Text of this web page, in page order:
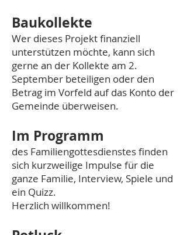
Baukollekte
Wer dieses Projekt finanziell
unterstützen möchte, kann sich
gerne an der Kollekte am 2.
September beteiligen oder den
Betrag im Vorfeld auf das Konto der
Gemeinde überweisen.
Im Programm
des Familiengottesdienstes finden
sich kurzweilige Impulse für die
ganze Familie, Interview, Spiele und
ein Quizz.
Herzlich willkommen!